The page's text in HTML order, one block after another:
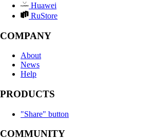
Huawei
RuStore
COMPANY
About
News
Help
PRODUCTS
"Share" button
COMMUNITY